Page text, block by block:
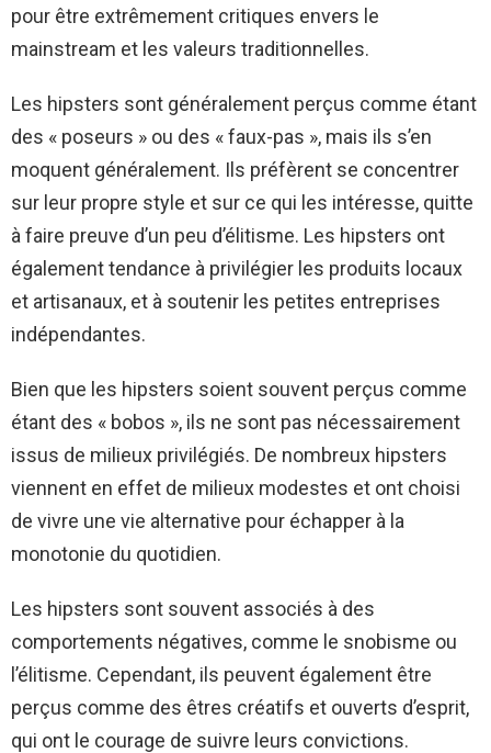
pour être extrêmement critiques envers le
mainstream et les valeurs traditionnelles.
Les hipsters sont généralement perçus comme étant
des « poseurs » ou des « faux-pas », mais ils s’en
moquent généralement. Ils préfèrent se concentrer
sur leur propre style et sur ce qui les intéresse, quitte
à faire preuve d’un peu d’élitisme. Les hipsters ont
également tendance à privilégier les produits locaux
et artisanaux, et à soutenir les petites entreprises
indépendantes.
Bien que les hipsters soient souvent perçus comme
étant des « bobos », ils ne sont pas nécessairement
issus de milieux privilégiés. De nombreux hipsters
viennent en effet de milieux modestes et ont choisi
de vivre une vie alternative pour échapper à la
monotonie du quotidien.
Les hipsters sont souvent associés à des
comportements négatives, comme le snobisme ou
l’élitisme. Cependant, ils peuvent également être
perçus comme des êtres créatifs et ouverts d’esprit,
qui ont le courage de suivre leurs convictions.